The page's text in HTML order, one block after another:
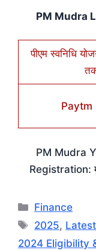
PM Mudra
पीएम स्वनिधि
Paytm
PM Mudra
Registration:
Categories
Finance
Tags
2025, Latest
2024 Eligibility